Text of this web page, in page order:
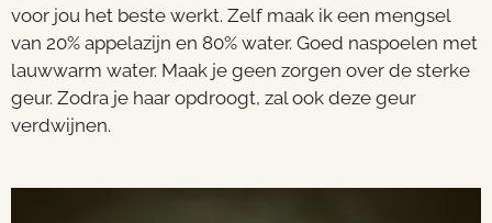
voor jou het beste werkt. Zelf maak ik een mengsel
van 20% appelazijn en 80% water. Goed naspoelen met
lauwwarm water. Maak je geen zorgen over de sterke
geur. Zodra je haar opdroogt, zal ook deze geur
verdwijnen.